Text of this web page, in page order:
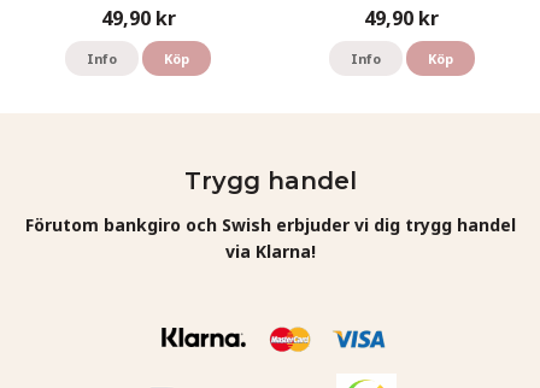
49,90 kr
Info Köp
49,90 kr
Info Köp
Trygg handel
Förutom bankgiro och Swish erbjuder vi dig trygg handel
via Klarna!